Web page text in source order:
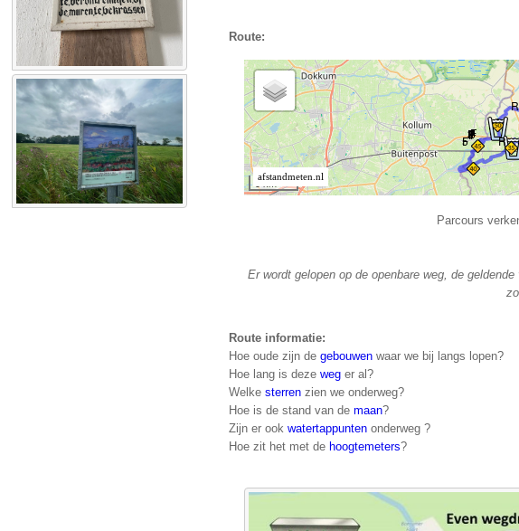
Route:
Parcours
Er wordt gelopen op de openbare weg, de
Route informatie:
Hoe oude zijn degebouwen waar we bij langs lopen?
Hoe lang is dezeweg er al?
Welkesterren zien we onderweg?
Hoe is de stand van demaan?
Zijn er ookwatertappunten onderweg ?
Hoe zit het met de hoogtemeters?